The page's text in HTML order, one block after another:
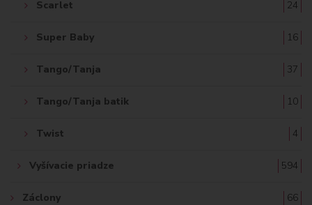
Scarlet 24
Super Baby 16
Tango/Tanja 37
Tango/Tanja batik 10
Twist 4
Vyšívacie priadze 594
Záclony 66